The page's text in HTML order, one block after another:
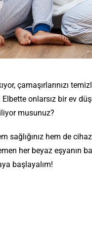
çamaşırlarınızı
onlarsız bir ev
musunuz?
sağlığınız hem de
her beyaz eşyanın
başlayalım!